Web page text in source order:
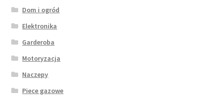
Dom i ogród
Elektronika
Garderoba
Motoryzacja
Naczepy
Piece gazowe